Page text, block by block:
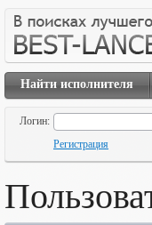
Найти исполнителя
Логин:
Регистрация